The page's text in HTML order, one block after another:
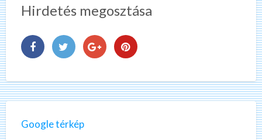
Hirdetés megosztása
Google térkép